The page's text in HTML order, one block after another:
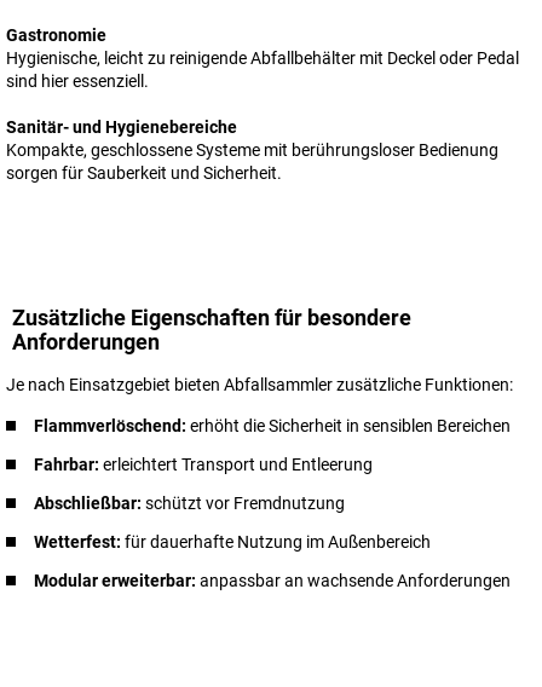
Gastronomie
Hygienische, leicht zu reinigende Abfallbehälter mit Deckel oder Pedal
sind hier essenziell.
Sanitär- und Hygienebereiche
Kompakte, geschlossene Systeme mit berührungsloser Bedienung
sorgen für Sauberkeit und Sicherheit.
Zusätzliche Eigenschaften für besondere
Anforderungen
Je nach Einsatzgebiet bieten Abfallsammler zusätzliche Funktionen:
Flammverlöschend: erhöht die Sicherheit in sensiblen Bereichen
Fahrbar: erleichtert Transport und Entleerung
Abschließbar: schützt vor Fremdnutzung
Wetterfest: für dauerhafte Nutzung im Außenbereich
Modular erweiterbar: anpassbar an wachsende Anforderungen